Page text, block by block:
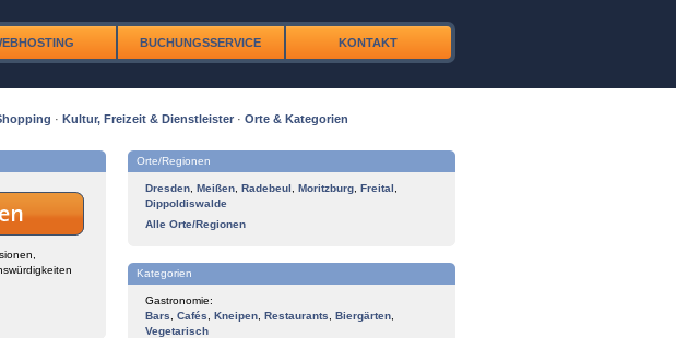
BUCHUNGSSERVICE KONTAKT
· Kultur, Freizeit & Dienstleister · Orte & Kategorien
Orte/Regionen
Dresden Meißen Radebeul Moritzburg Freital
Dippoldiswalde
Alle Orte/Regionen
Kategorien
Gastronomie:
Bars
Cafés Kneipen Restaurants Biergärten
Vegetarisch